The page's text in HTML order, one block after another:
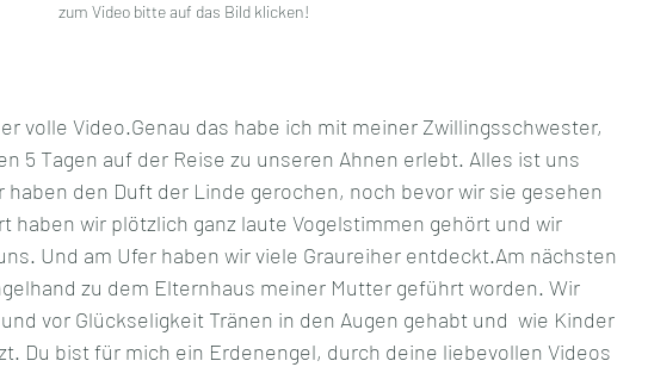
zum Video bitte auf das Bild klicken!
volle Video.Genau das habe ich mit meiner Zwillingsschwester,
5 Tagen auf der Reise zu unseren Ahnen erlebt. Alles ist uns
haben den Duft der Linde gerochen, noch bevor wir sie gesehen
haben wir plötzlich ganz laute Vogelstimmen gehört und wir
Und am Ufer haben wir viele Graureiher entdeckt.Am nächsten
zu dem Elternhaus meiner Mutter geführt worden. Wir
vor Glückseligkeit Tränen in den Augen gehabt und  wie Kinder
Du bist für mich ein Erdenengel, durch deine liebevollen Videos